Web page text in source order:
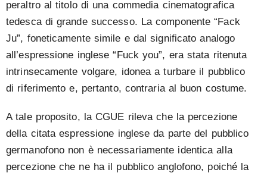
peraltro al titolo di una commedia cinematografica
tedesca di grande successo. La componente “Fack
Ju”, foneticamente simile e dal significato analogo
all’espressione inglese “Fuck you”, era stata ritenuta
intrinsecamente volgare, idonea a turbare il pubblico
di riferimento e, pertanto, contraria al buon costume.
A tale proposito, la CGUE rileva che la percezione
della citata espressione inglese da parte del pubblico
germanofono non è necessariamente identica alla
percezione che ne ha il pubblico anglofono, poiché la